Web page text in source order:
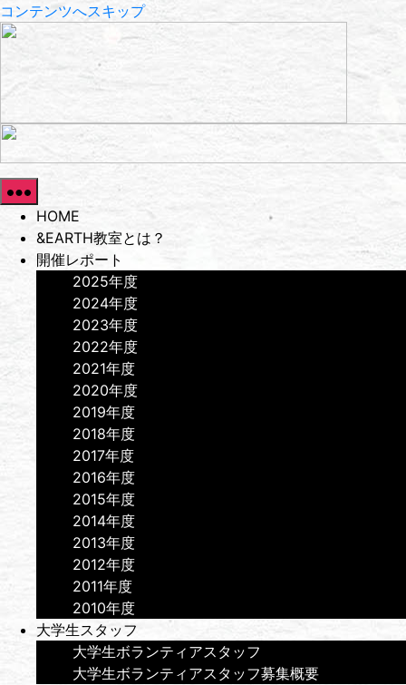
コンテンツへスキップ
HOME
&EARTH教室とは？
開催レポート
2025年度
2024年度
2023年度
2022年度
2021年度
2020年度
2019年度
2018年度
2017年度
2016年度
2015年度
2014年度
2013年度
2012年度
2011年度
2010年度
大学生スタッフ
大学生ボランティアスタッフ
大学生ボランティアスタッフ募集概要